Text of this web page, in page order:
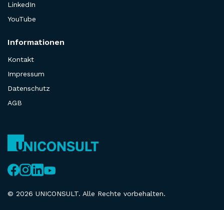
LinkedIn
YouTube
Informationen
Kontakt
Impressum
Datenschutz
AGB
© 2026 UNICONSULT. Alle Rechte vorbehalten.